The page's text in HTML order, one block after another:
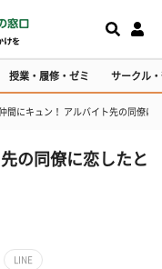
授業・履修・ゼミ サークル
間にキュン！ アルバイト先の同僚に
の同僚に恋したと
LINE